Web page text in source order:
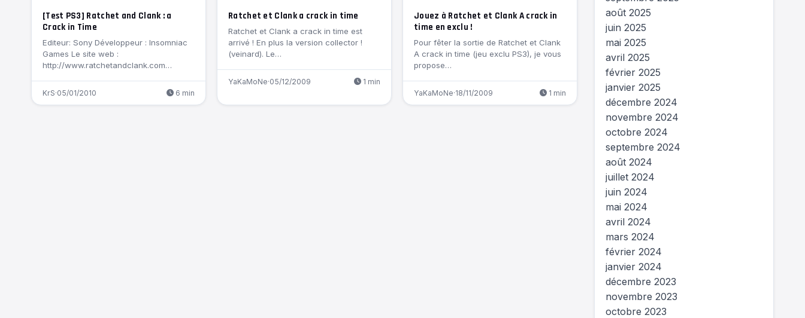
[Test PS3] Ratchet and Clank : a
Crack in Time
Editeur: Sony Développeur : Insomniac
Games Le site web :
http://www.ratchetandclank.com
KrS·05/01/2010 6 min
Ratchet et Clank a crack in time
Ratchet et Clank a crack in time est
arrivé ! En plus la version collector !
(veinard). Le…
YaKaMoNe·05/12/2009 1 min
Jouez à Ratchet et Clank A crack in
time en exclu !
Pour fêter la sortie de Ratchet et Clank
A crack in time (jeu exclu PS3), je vous
propose…
YaKaMoNe·18/11/2009 1 min
août 2025
juin 2025
mai 2025
avril 2025
février 2025
janvier 2025
décembre 2024
novembre 2024
octobre 2024
septembre 2024
août 2024
juillet 2024
juin 2024
mai 2024
avril 2024
mars 2024
février 2024
janvier 2024
décembre 2023
novembre 2023
octobre 2023